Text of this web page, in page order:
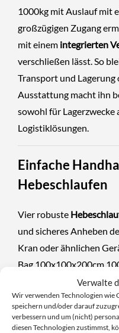
Verwalte
Wir verwenden Technologien wie
speichern und/oder darauf
verbessern und um (nicht)
diesen Technologien zustimmst,
1000kg mit Auslauf mit
großzügigen Zugang
mit einem integrierten
verschließen lässt. So
Transport und
Ausstattung macht ihn
sowohl für Lagerzwecke
Logistiklösungen.
Einfache
Hebeschlaufen
Vier robuste
und sicheres Anheben
Kran oder ähnlichen
Bag 100x100x200cm
auf einer Palettebefüllt
Konstruktion erlaubt
hohem Volumen, was
platzsparende